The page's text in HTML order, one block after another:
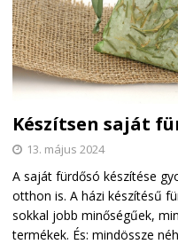
Készítsen saját
13. május 2024
A saját fürdősó készítése
otthon is. A házi készítésű
sokkal jobb minőségűek,
termékek. És: mindössze